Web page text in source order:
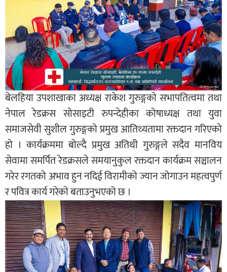
बेलहिया उपशाखाका अध्यक्ष राकेश गुरुङ्गको सभापतित्वमा तथा
नेपाल रेडक्रस सोसाइटी रुपन्देहीका कोषाध्यक्ष तथा युवा
समाजसेवी सुशील गुरुङ्गको प्रमुख आतिथ्यतामा रक्तदान गरिएको
हो । कार्यक्रममा बोल्दै प्रमुख अतिथी गुरुङ्गले सदैव मानविय
सेवामा समर्पित रेडक्रसले समयानुकुल रक्तदान कार्यक्रम सञ्चालन
गरेर रगतको अभाव हुन नदिई विरामीको ज्यान जोगाउन महत्वपुर्ण
र पवित्र कार्य गरेको बताउनुभएको छ ।